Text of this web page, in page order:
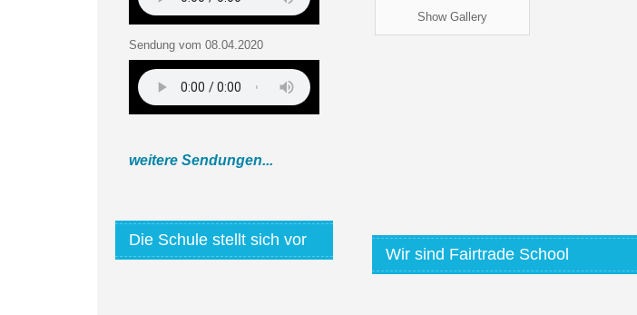
Show Gallery
Wir sind Fairtrade School
Sendung vom 08.04.2020
weitere Sendungen...
Die Schule stellt sich vor